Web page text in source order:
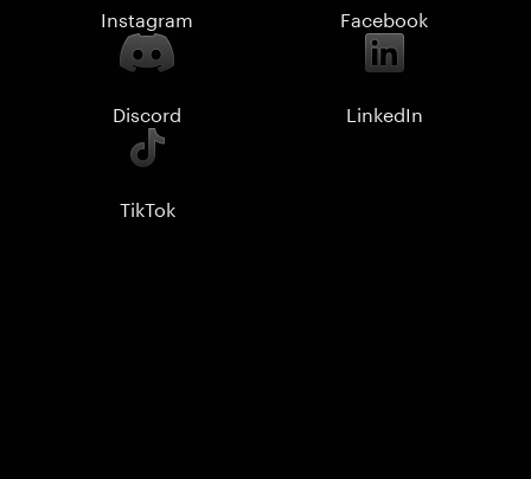
Instagram Facebook
Discord LinkedIn
TikTok